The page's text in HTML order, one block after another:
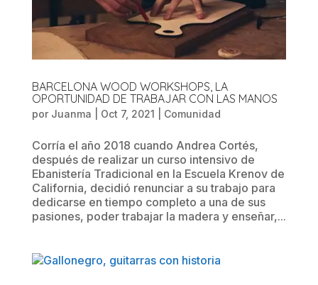
BARCELONA WOOD WORKSHOPS, LA
OPORTUNIDAD DE TRABAJAR CON LAS MANOS
por Juanma Oct 7, 2021 Comunidad
Corría el año 2018 cuando Andrea Cortés,
después de realizar un curso intensivo de
Ebanistería Tradicional en la Escuela Krenov de
California, decidió renunciar a su trabajo para
dedicarse en tiempo completo a una de sus
pasiones, poder trabajar la madera y enseñar,...